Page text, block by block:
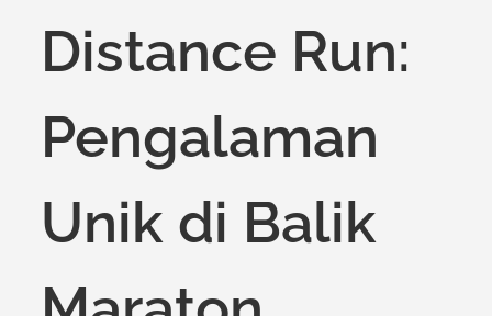
Distance Run:
Pengalaman
Unik di Balik